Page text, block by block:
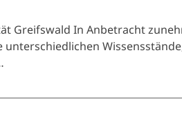
Greifswald In Anbetracht